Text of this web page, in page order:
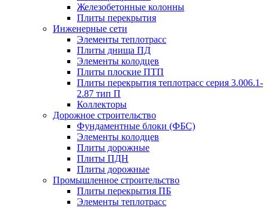
Железобетонные колонны
Плиты перекрытия
Инженерные сети
Элементы теплотрасс
Плиты днища ПД
Элементы колодцев
Плиты плоские ПТП
Плиты перекрытия теплотрасс серия 3.006.1-
2.87 тип П
Коллекторы
Дорожное строительство
Фундаментные блоки (ФБС)
Элементы колодцев
Плиты дорожные
Плиты ПДН
Плиты дорожные
Промышленное строительство
Плиты перекрытия ПБ
Элементы теплотрасс